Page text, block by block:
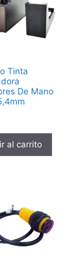
Tinta
De Mano
al carrito